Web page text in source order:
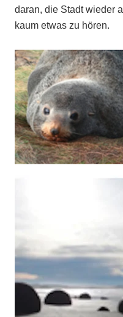
daran, die Stadt wieder
kaum etwas zu hören.